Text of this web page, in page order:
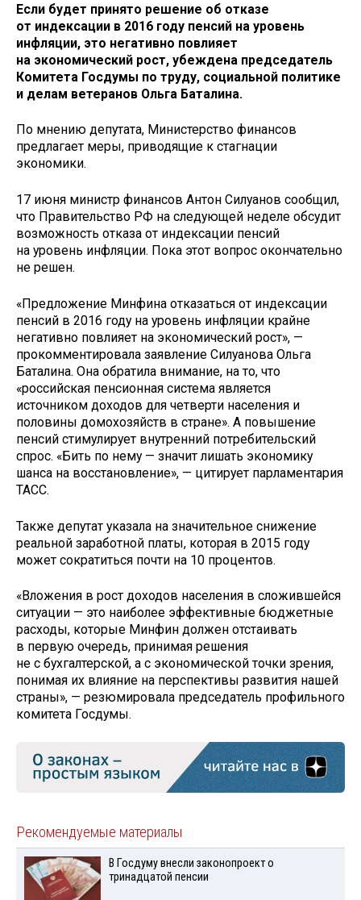
Если будет принято решение об отказе
от индексации в 2016 году пенсий на уровень
инфляции, это негативно повлияет
на экономический рост, убеждена председатель
Комитета Госдумы по труду, социальной политике
и делам ветеранов Ольга Баталина.
По мнению депутата, Министерство финансов
предлагает меры, приводящие к стагнации
экономики.
17 июня министр финансов Антон Силуанов сообщил,
что Правительство РФ на следующей неделе обсудит
возможность отказа от индексации пенсий
на уровень инфляции. Пока этот вопрос окончательно
не решен.
«Предложение Минфина отказаться от индексации
пенсий в 2016 году на уровень инфляции крайне
негативно повлияет на экономический рост», —
прокомментировала заявление Силуанова Ольга
Баталина. Она обратила внимание, на то, что
«российская пенсионная система является
источником доходов для четверти населения и
половины домохозяйств в стране». А повышение
пенсий стимулирует внутренний потребительский
спрос. «Бить по нему — значит лишать экономику
шанса на восстановление», — цитирует парламентария
ТАСС.
Также депутат указала на значительное снижение
реальной заработной платы, которая в 2015 году
может сократиться почти на 10 процентов.
«Вложения в рост доходов населения в сложившейся
ситуации — это наиболее эффективные бюджетные
расходы, которые Минфин должен отстаивать
в первую очередь, принимая решения
не с бухгалтерской, а с экономической точки зрения,
понимая их влияние на перспективы развития нашей
страны», — резюмировала председатель профильного
комитета Госдумы.
Рекомендуемые материалы
В Госдуму внесли законопроект о
тринадцатой пенсии